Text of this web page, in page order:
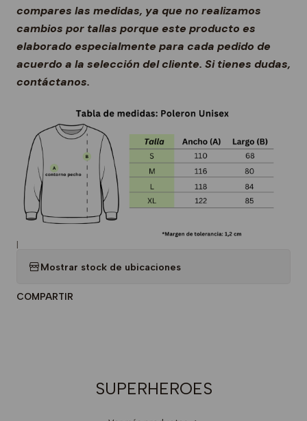
compares las medidas, ya que no realizamos
cambios por tallas porque este producto es
elaborado especialmente para cada pedido de
acuerdo a la selección del cliente. Si tienes dudas,
contáctanos.
|
Mostrar stock de ubicaciones
COMPARTIR
SUPERHEROES